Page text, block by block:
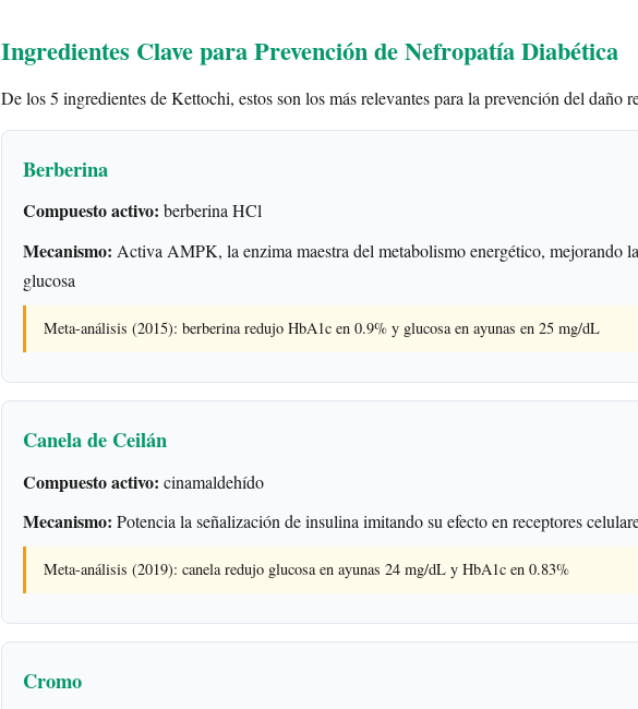
Ingredientes Clave para Prevención de Nefropatía Diabética
De los 5 ingredientes de Kettochi, estos son los más relevantes para la prevención del daño
Berberina
Compuesto activo: berberina HCl
Mecanismo: Activa AMPK, la enzima maestra del metabolismo energético, mejorando
glucosa
Meta-análisis (2015): berberina redujo HbA1c en 0.9% y glucosa en ayunas en 25 mg/dL
Canela de Ceilán
Compuesto activo: cinamaldehído
Mecanismo: Potencia la señalización de insulina imitando su efecto en receptores
Meta-análisis (2019): canela redujo glucosa en ayunas 24 mg/dL y HbA1c en 0.83%
Cromo